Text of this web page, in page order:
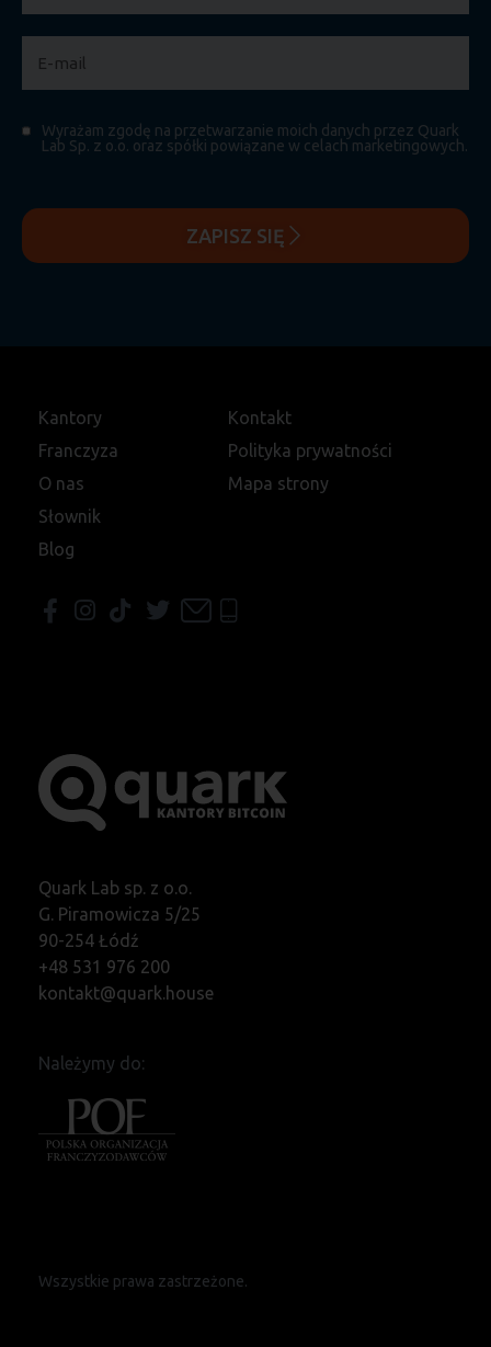
Wyrażam zgodę na przetwarzanie moich danych przez Quark
Lab Sp. z o.o. oraz spółki powiązane w celach marketingowych.
ZAPISZ SIĘ
Kantory
Franczyza
O nas
Słownik
Blog
Kontakt
Polityka prywatności
Mapa strony
Quark Lab sp. z o.o.
G. Piramowicza 5/25
90-254 Łódź
+48 531 976 200
kontakt@quark.house
Należymy do:
Wszystkie prawa zastrzeżone.